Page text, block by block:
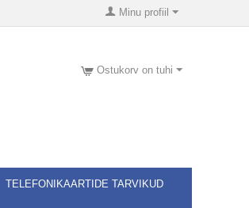
Minu profiil
Ostukorv on tuhi
TELEFONIKAARTIDE TARVIKUD